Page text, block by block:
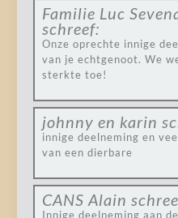
Familie Luc
schreef:
Onze oprechte innige
van je echtgenoot. We
sterkte toe!
johnny en karin
innige deelneming en
van een dierbare
CANS Alain
Innige deelneming aan